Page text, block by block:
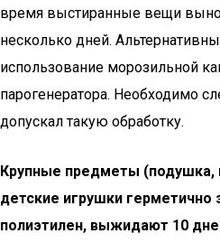
время выстиранные вещи
несколько дней.
использование морозильной
парогенератора. Необходимо
допускал такую обработку.
Крупные предметы (подушка,
детские игрушки герметично
полиэтилен, выжидают 10